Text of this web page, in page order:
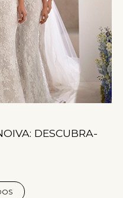
DESCUBRA-